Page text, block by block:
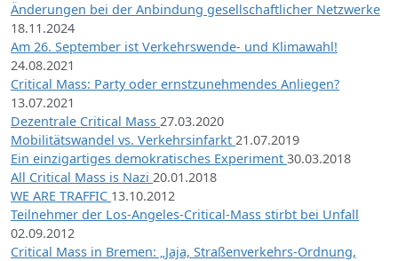
Änderungen bei der Anbindung gesellschaftlicher Netzwerke
18.11.2024
Am 26. September ist Verkehrswende- und Klimawahl!
24.08.2021
Critical Mass: Party oder ernstzunehmendes Anliegen?
13.07.2021
Dezentrale Critical Mass 27.03.2020
Mobilitätswandel vs. Verkehrsinfarkt 21.07.2019
Ein einzigartiges demokratisches Experiment 30.03.2018
All Critical Mass is Nazi 20.01.2018
WE ARE TRAFFIC 13.10.2012
Teilnehmer der Los-Angeles-Critical-Mass stirbt bei Unfall
02.09.2012
Critical Mass in Bremen: „Jaja, Straßenverkehrs-Ordnung,